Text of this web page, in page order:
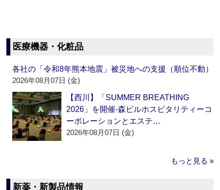
医療機器・化粧品
各社の「令和8年熊本地震」被災地への支援（順位不動）
2026年08月07日 (金)
【西川】「SUMMER BREATHING
2026」を開催‐森ビルホスピタリティーコ
ーポレーションとエステ…
2026年08月07日 (金)
もっと見る »
新薬・新製品情報